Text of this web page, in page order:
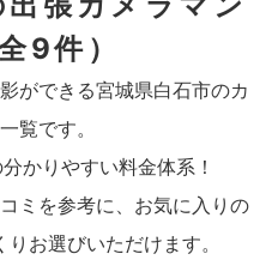
全9件）
ができる宮城県白石市のカ
覧です。
かりやすい料金体系！
ミを参考に、お気に入りの
お選びいただけます。